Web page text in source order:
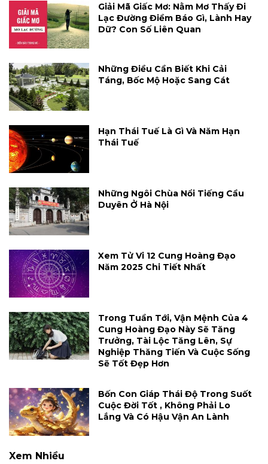
Giải Mã Giấc Mơ: Nằm Mơ Thấy Đi
Lạc Đường Điềm Báo Gì, Lành Hay
Dữ? Con Số Liên Quan
Những Điều Cần Biết Khi Cải
Táng, Bốc Mộ Hoặc Sang Cát
Hạn Thái Tuế Là Gì Và Năm Hạn
Thái Tuế
Những Ngôi Chùa Nổi Tiếng Cầu
Duyên Ở Hà Nội
Xem Tử Vi 12 Cung Hoàng Đạo
Năm 2025 Chi Tiết Nhất
Trong Tuần Tới, Vận Mệnh Của 4
Cung Hoàng Đạo Này Sẽ Tăng
Trưởng, Tài Lộc Tăng Lên, Sự
Nghiệp Thăng Tiến Và Cuộc Sống
Sẽ Tốt Đẹp Hơn
Bốn Con Giáp Thái Độ Trong Suốt
Cuộc Đời Tốt , Không Phải Lo
Lắng Và Có Hậu Vận An Lành
Xem Nhiều